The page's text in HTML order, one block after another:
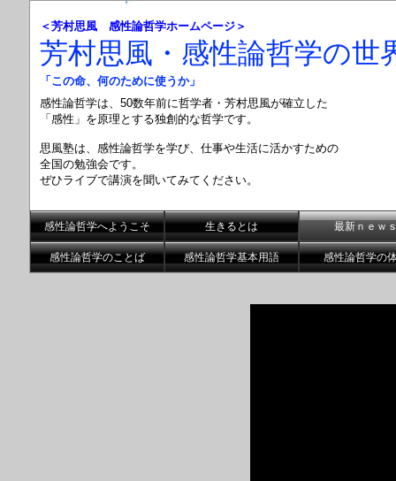
＜芳村思風 感性論哲学ホームページ＞
芳村思風・感性論哲学の世
「この命、何のために使うか」
感性論哲学は、50数年前に哲学者・芳村思風が確立した
「感性」を原理とする独創的な哲学です。
思風塾は、感性論哲学を学び、仕事や生活に活かすための
全国の勉強会です。
ぜひライブで講演を聞いてみてください。
感性論哲学へようこそ 生きるとは 最新ｎｅｗ
感性論哲学のことば 感性論哲学基本用語 感性論哲学の